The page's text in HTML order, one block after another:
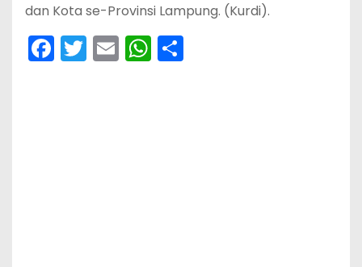
dan Kota se-Provinsi Lampung. (Kurdi).
F
a
T
w
E
m
W
h